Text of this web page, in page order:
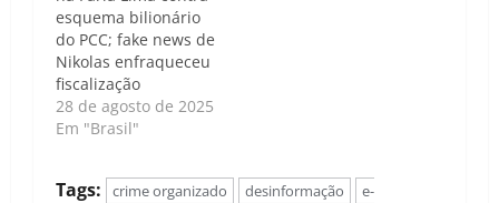
esquema bilionário
do PCC; fake news de
Nikolas enfraqueceu
fiscalização
28 de agosto de 2025
Em "Brasil"
Tags: crime organizado desinformação
e-